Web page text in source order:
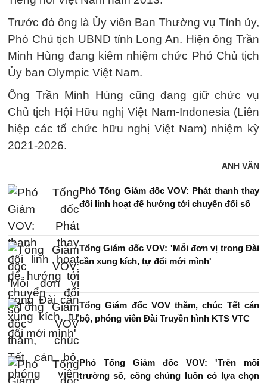
Trước đó ông là Ủy viên Ban Thường vụ Tỉnh ủy,
Phó Chủ tịch UBND tỉnh Long An. Hiện ông Trần
Minh Hùng đang kiêm nhiệm chức Phó Chủ tịch
Ủy ban Olympic Việt Nam.
Ông Trần Minh Hùng cũng đang giữ chức vụ
Chủ tịch Hội Hữu nghị Việt Nam-Indonesia (Liên
hiệp các tổ chức hữu nghị Việt Nam) nhiệm kỳ
2021-2026.
ANH VĂN
Phó Tổng Giám đốc VOV: Phát thanh thay
đổi linh hoạt để hướng tới chuyển đổi số
Tổng Giám đốc VOV: 'Mỗi đơn vị trong Đài
cần xung kích, tự đổi mới mình'
Tổng Giám đốc VOV thăm, chúc Tết cán
bộ, phóng viên Đài Truyền hình KTS VTC
Phó Tổng Giám đốc VOV: 'Trên môi
trường số, công chúng luôn có lựa chọn